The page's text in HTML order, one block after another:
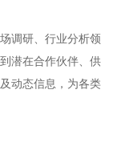
调研、行业分析领
潜在合作伙伴、供
动态信息，为各类